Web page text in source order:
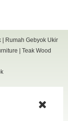
|
Rumah Gebyok Ukir
Teak Wood